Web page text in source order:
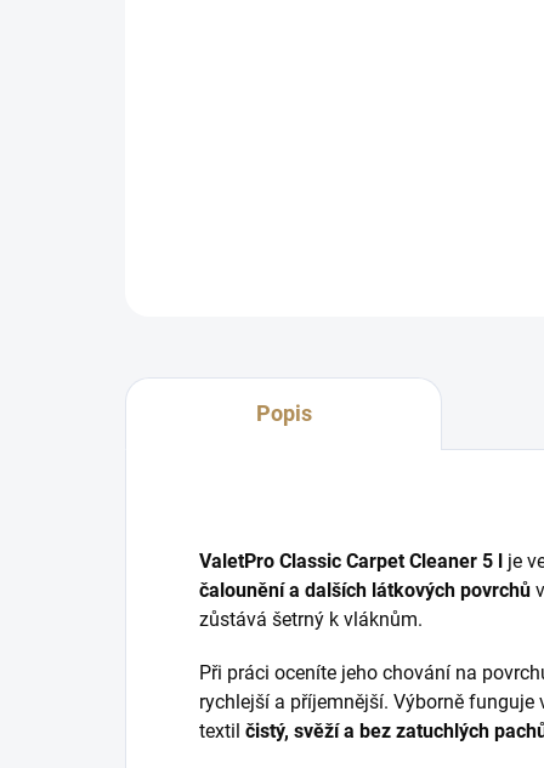
Popis
ValetPro Classic Carpet Cleaner 5 l je
čalounění a dalších látkových povrchů
zůstává šetrný k vláknům.
Při práci oceníte jeho chování na
rychlejší a příjemnější. Výborně funguje
textil čistý, svěží a bez zatuchlých